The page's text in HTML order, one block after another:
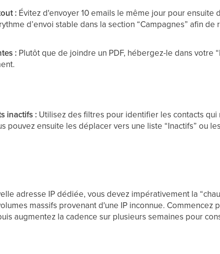
: Évitez d'envoyer 10 emails le même jour pour ensuite
d’envoi stable dans la section “Campagnes” afin
: Plutôt que de joindre un PDF, hébergez-le dans votre
inactifs : Utilisez des filtres pour identifier les contacts qui
pouvez ensuite les déplacer vers une liste “Inactifs” ou
adresse IP dédiée, vous devez impérativement la
massifs provenant d'une IP inconnue. Commencez
augmentez la cadence sur plusieurs semaines pour